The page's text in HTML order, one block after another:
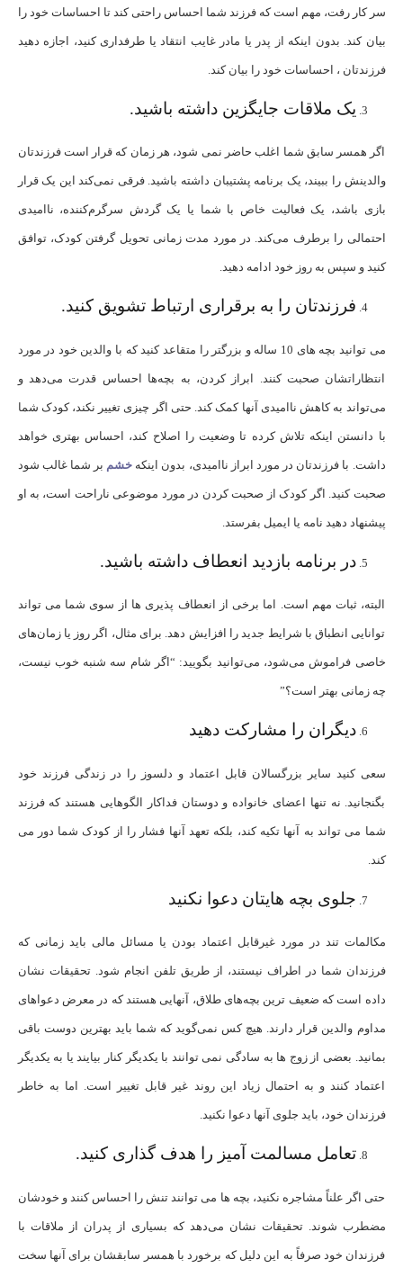
سر کار رفت، مهم است که فرزند شما احساس راحتی کند تا احساسات خود را
بیان کند. بدون اینکه از پدر یا مادر غایب انتقاد یا طرفداری کنید، اجازه دهید
فرزندتان ، احساسات خود را بیان کند.
یک ملاقات جایگزین داشته باشید.
اگر همسر سابق شما اغلب حاضر نمی شود، هر زمان که قرار است فرزندتان
والدینش را ببیند، یک برنامه پشتیبان داشته باشید. فرقی نمی‌کند این یک قرار
بازی باشد، یک فعالیت خاص با شما یا یک گردش سرگرم‌کننده، ناامیدی
احتمالی را برطرف می‌کند. در مورد مدت زمانی تحویل گرفتن کودک، توافق
کنید و سپس به روز خود ادامه دهید.
فرزندتان را به برقراری ارتباط تشویق کنید.
می توانید بچه های 10 ساله و بزرگتر را متقاعد کنید که با والدین خود در مورد
انتظاراتشان صحبت کنند. ابراز کردن، به بچه‌ها احساس قدرت می‌دهد و
می‌تواند به کاهش ناامیدی آنها کمک کند. حتی اگر چیزی تغییر نکند، کودک شما
با دانستن اینکه تلاش کرده تا وضعیت را اصلاح کند، احساس بهتری خواهد
داشت. با فرزندتان در مورد ابراز ناامیدی، بدون اینکه خشم بر شما غالب شود
صحبت کنید. اگر کودک از صحبت کردن در مورد موضوعی ناراحت است، به او
پیشنهاد دهید نامه یا ایمیل بفرستد.
در برنامه بازدید انعطاف داشته باشید.
البته، ثبات مهم است. اما برخی از انعطاف پذیری ها از سوی شما می تواند
توانایی انطباق با شرایط جدید را افزایش دهد. برای مثال، اگر روز یا زمان‌های
خاصی فراموش می‌شود، می‌توانید بگویید: “اگر شام سه ‌شنبه خوب نیست،
چه زمانی بهتر است؟”
دیگران را مشارکت دهید
سعی کنید سایر بزرگسالان قابل اعتماد و دلسوز را در زندگی فرزند خود
بگنجانید. نه تنها اعضای خانواده و دوستان فداکار الگوهایی هستند که فرزند
شما می تواند به آنها تکیه کند، بلکه تعهد آنها فشار را از کودک شما دور می
کند.
جلوی بچه هایتان دعوا نکنید
مکالمات تند در مورد غیرقابل اعتماد بودن یا مسائل مالی باید زمانی که
فرزندان شما در اطراف نیستند، از طریق تلفن انجام شود. تحقیقات نشان
داده است که ضعیف ‌ترین بچه‌های طلاق، آنهایی هستند که در معرض دعواهای
مداوم والدین قرار دارند. هیچ ‌کس نمی‌گوید که شما باید بهترین دوست باقی
بمانید. بعضی از زوج ها به سادگی نمی توانند با یکدیگر کنار بیایند یا به یکدیگر
اعتماد کنند و به احتمال زیاد این روند غیر قابل تغییر است. اما به خاطر
فرزندان خود، باید جلوی آنها دعوا نکنید.
تعامل مسالمت آمیز را هدف گذاری کنید.
حتی اگر علناً مشاجره نکنید، بچه ها می توانند تنش را احساس کنند و خودشان
مضطرب شوند. تحقیقات نشان می‌دهد که بسیاری از پدران از ملاقات با
فرزندان خود صرفاً به این دلیل که برخورد با همسر سابقشان برای آنها سخت